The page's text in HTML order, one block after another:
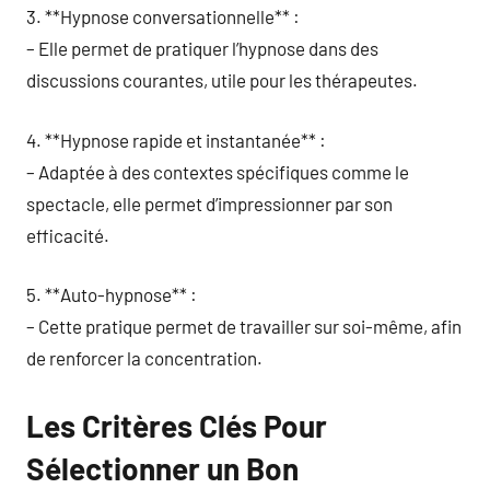
3. **Hypnose conversationnelle** :
– Elle permet de pratiquer l’hypnose dans des
discussions courantes, utile pour les thérapeutes.
4. **Hypnose rapide et instantanée** :
– Adaptée à des contextes spécifiques comme le
spectacle, elle permet d’impressionner par son
efficacité.
5. **Auto-hypnose** :
– Cette pratique permet de travailler sur soi-même, afin
de renforcer la concentration.
Les Critères Clés Pour
Sélectionner un Bon